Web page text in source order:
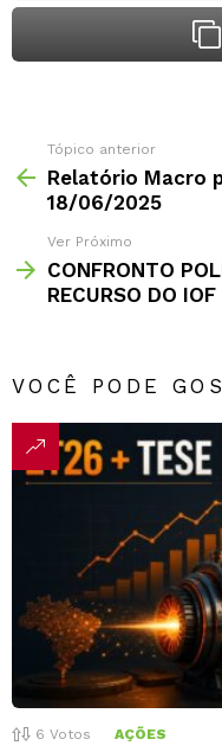
Tópico anterior
Relatório Macro
18/06/2025
Ver Próximo
CONFRONTO
RECURSO DO
VOCÊ PODE
6 Votos AÇÕES